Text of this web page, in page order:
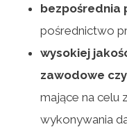
bezpośrednia
pośrednictwo
wysokiej
zawodowe
mające na celu
wykonywania